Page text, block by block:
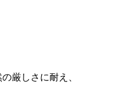
厳しさに耐え、